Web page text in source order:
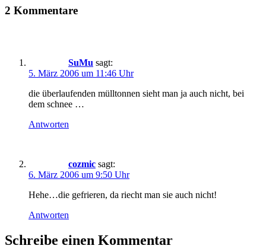
2 Kommentare
SuMu sagt:
5. März 2006 um 11:46 Uhr
die überlaufenden mülltonnen sieht man ja auch nicht, bei
dem schnee …
Antworten
cozmic sagt:
6. März 2006 um 9:50 Uhr
Hehe…die gefrieren, da riecht man sie auch nicht!
Antworten
Schreibe einen Kommentar